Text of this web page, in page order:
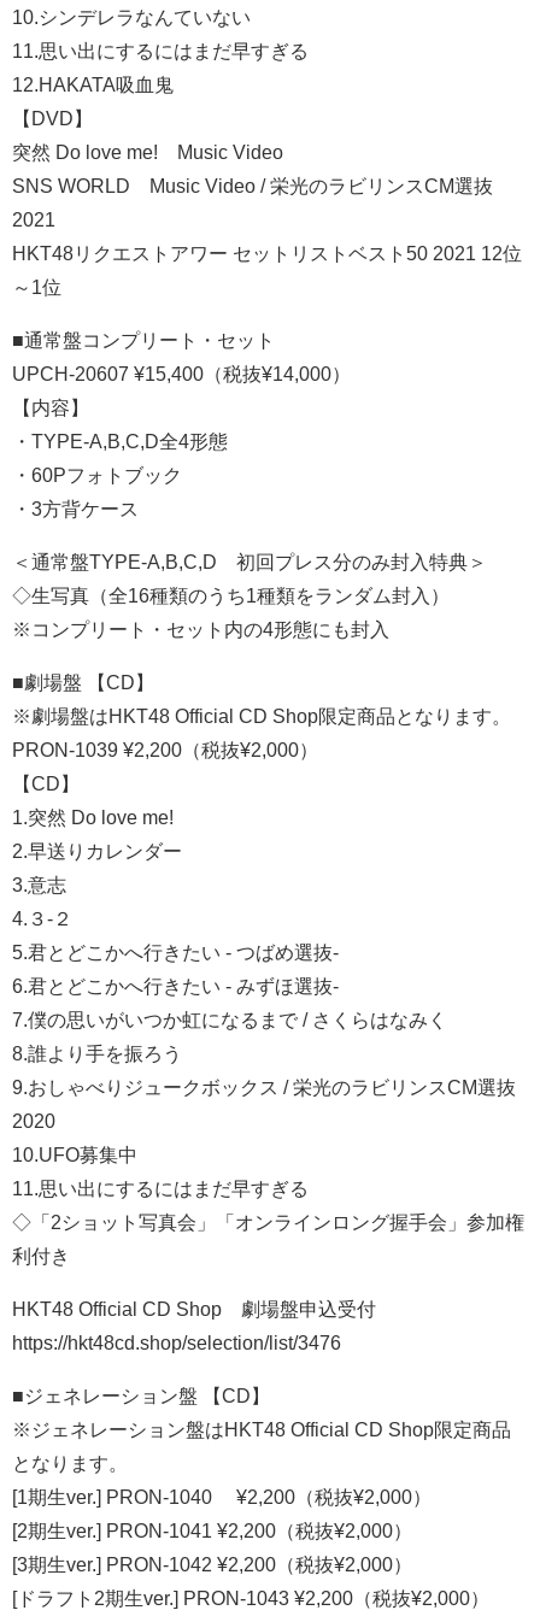
10.シンデレラなんていない
11.思い出にするにはまだ早すぎる
12.HAKATA吸血鬼
【DVD】
突然 Do love me! Music Video
SNS WORLD Music Video / 栄光のラビリンスCM選抜
2021
HKT48リクエストアワー セットリストベスト50 2021 12位
～1位
■通常盤コンプリート・セット
UPCH-20607 ¥15,400（税抜¥14,000）
【内容】
・TYPE-A,B,C,D全4形態
・60Pフォトブック
・3方背ケース
＜通常盤TYPE-A,B,C,D 初回プレス分のみ封入特典＞
◇生写真（全16種類のうち1種類をランダム封入）
※コンプリート・セット内の4形態にも封入
■劇場盤 【CD】
※劇場盤はHKT48 Official CD Shop限定商品となります。
PRON-1039 ¥2,200（税抜¥2,000）
【CD】
1.突然 Do love me!
2.早送りカレンダー
3.意志
4.３-２
5.君とどこかへ行きたい - つばめ選抜-
6.君とどこかへ行きたい - みずほ選抜-
7.僕の思いがいつか虹になるまで / さくらはなみく
8.誰より手を振ろう
9.おしゃべりジュークボックス / 栄光のラビリンスCM選抜
2020
10.UFO募集中
11.思い出にするにはまだ早すぎる
◇「2ショット写真会」「オンラインロング握手会」参加権
利付き
HKT48 Official CD Shop 劇場盤申込受付
https://hkt48cd.shop/selection/list/3476
■ジェネレーション盤 【CD】
※ジェネレーション盤はHKT48 Official CD Shop限定商品
となります。
[1期生ver.] PRON-1040 ¥2,200（税抜¥2,000）
[2期生ver.] PRON-1041 ¥2,200（税抜¥2,000）
[3期生ver.] PRON-1042 ¥2,200（税抜¥2,000）
[ドラフト2期生ver.] PRON-1043 ¥2,200（税抜¥2,000）